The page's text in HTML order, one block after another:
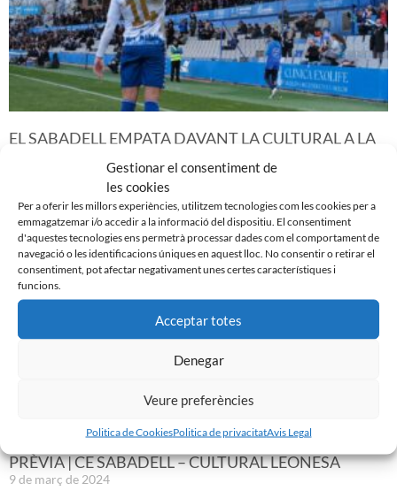
Gestionar el consentiment de
les cookies
Per a oferir les millors experiències, utilitzem tecnologies com les cookies per a
emmagatzemar i/o accedir a la informació del dispositiu. El consentiment
d'aquestes tecnologies ens permetrà processar dades com el comportament de
navegació o les identificacions úniques en aquest lloc. No consentir o retirar el
consentiment, pot afectar negativament unes certes característiques i
funcions.
Acceptar totes
Denegar
Veure preferències
Politica de CookiesPolitica de privacitatAvis Legal
EL SABADELL EMPATA DAVANT LA CULTURAL A LA
10 de març de 2024
Leer más »
PRÈVIA | CE SABADELL – CULTURAL LEONESA
9 de març de 2024